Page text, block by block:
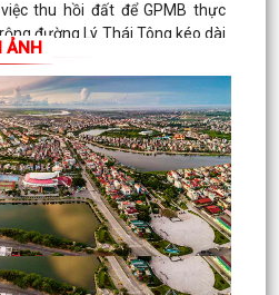
thu hồi đất để GPMB thực
đường Lý Thái Tông kéo dài
thu hồi đất để GPMB thực
đường Lý Thái Tông kéo dài
thu hồi đất để GPMB thực
đường Lý Thái Tông kéo dài
thu hồi đất để GPMB thực
ẢNH